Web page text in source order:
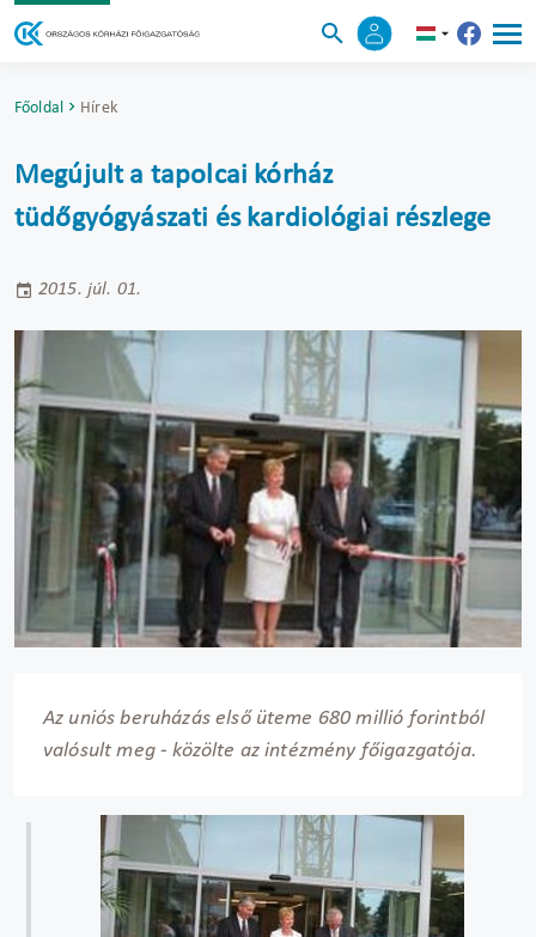
Főoldal Hírek
Megújult a tapolcai kórház
tüdőgyógyászati és kardiológiai részlege
2015. júl. 01.
Az uniós beruházás első üteme 680 millió forintból
valósult meg - közölte az intézmény főigazgatója.